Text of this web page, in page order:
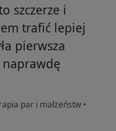
szczerze i
trafić lepiej
pierwsza
par i małżeństw •